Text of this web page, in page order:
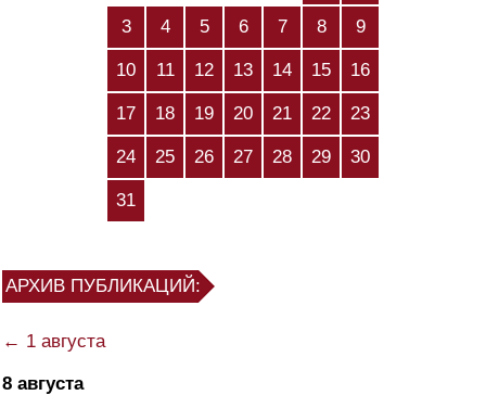
3 4 5 6 7 8 9
10 11 12 13 14 15 16
17 18 19 20 21 22 23
24 25 26 27 28 29 30
31
АРХИВ ПУБЛИКАЦИЙ:
← 1 августа
8 августа